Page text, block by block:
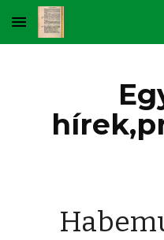
Skip to main content